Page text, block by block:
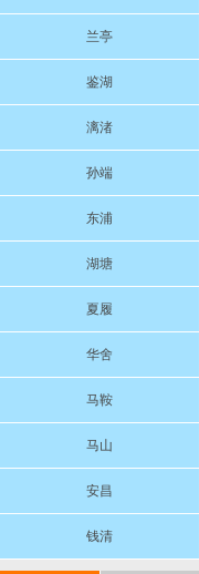
兰亭
鉴湖
漓渚
孙端
东浦
湖塘
夏履
华舍
马鞍
马山
安昌
钱清